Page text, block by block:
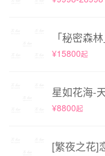
「秘密森
¥15800起
星如花海-
¥8800起
[繁夜之花]